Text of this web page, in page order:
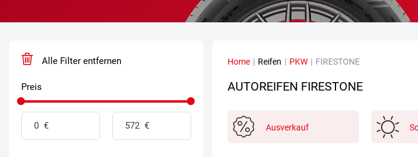
Alle Filter entfernen
Preis
Home | Reifen | PKW | FIRESTONE
AUTOREIFEN FIRESTONE
Ausverkauf